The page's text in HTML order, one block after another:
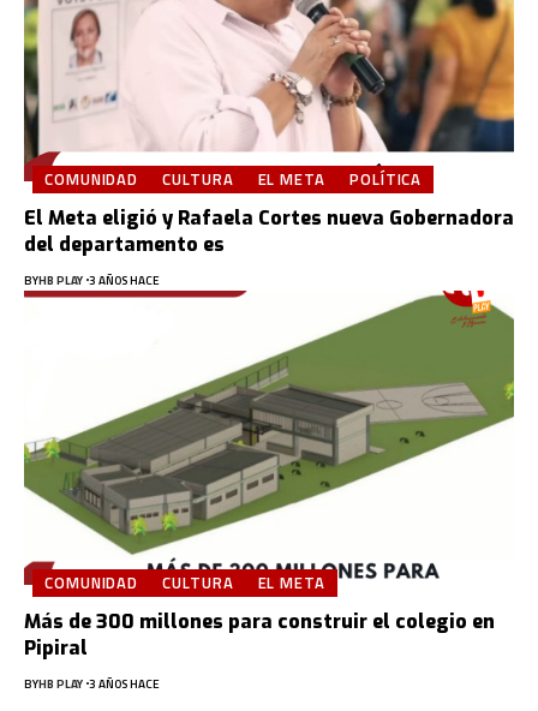
COMUNIDAD CULTURA EL META POLÍTICA
El Meta eligió y Rafaela Cortes nueva Gobernadora
del departamento es
BYHB PLAY 3 AÑOS HACE
COMUNIDAD CULTURA EL META
Más de 300 millones para construir el colegio en
Pipiral
BYHB PLAY 3 AÑOS HACE